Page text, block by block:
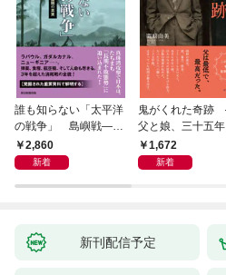
誰も知らない「太平洋
の戦争」 島嶼戦――
マッカーサーとの激闘
の真実
2,860
新着
鬼がくれた奇
父と娘、三十五
赦し1,672
新着
新刊配信予定